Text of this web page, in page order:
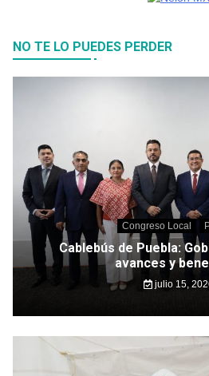
NO TE LO PUEDES PERDER
Congreso Local
Cablebús de Puebla:
avances y
julio 15,